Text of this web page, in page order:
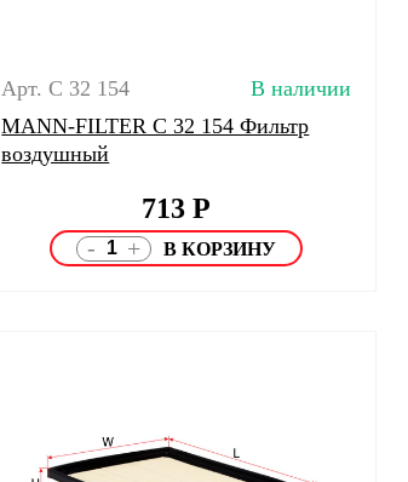
Арт. C 32 154
В наличии
MANN-FILTER C 32 154 Фильтр
воздушный
713Р
- +